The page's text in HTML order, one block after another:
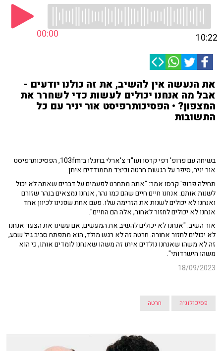
00:00 10:22
את הנעשה אין להשיב, את זה כולנו יודעים -
אבל מה אנחנו יכולים לעשות כדי לשחרר את
המצפון? • הפסיכותרפיסט אור יניר עם כל
התשובות
בשיחה עם פרופ' רפי קרסו ועו"ד צ'ארלי בוזגלו ב־103fm, הפסיכותרפיסט
אור יניר, סיפר על רגשות חרטה וכיצד מתמודדים איתן.
תחילה פרופ' קרסו אמר: "אתה מתחרט לפעמים על דברים שאתה לא יכול
לשנות אותם. אנחנו חיים חיים שהם כמו נהר, אנחנו נמצאים בנהר שזורם
ואנחנו לא יכולים לשנות את הזרימה שלו. פעם אחת שפנינו לכיוון אחד
אנחנו לא יכולים לחזור לאחור, אלה הם החיים".
אור השיב: "אנחנו לא יכולים להשיב את המעשים, אם עשינו את הצעד אנחנו
לא יכולים לחזור אחורה. חרטה זה לא רגש מולד, הוא מתפתח סביב גיל שבע,
זה לא משהו שאנחנו נולדים איתו זה משהו שאנחנו לומדים אותו, כי הוא
משהו הישרדותי".
18/09/2023
פסיכולוגיה חרטה